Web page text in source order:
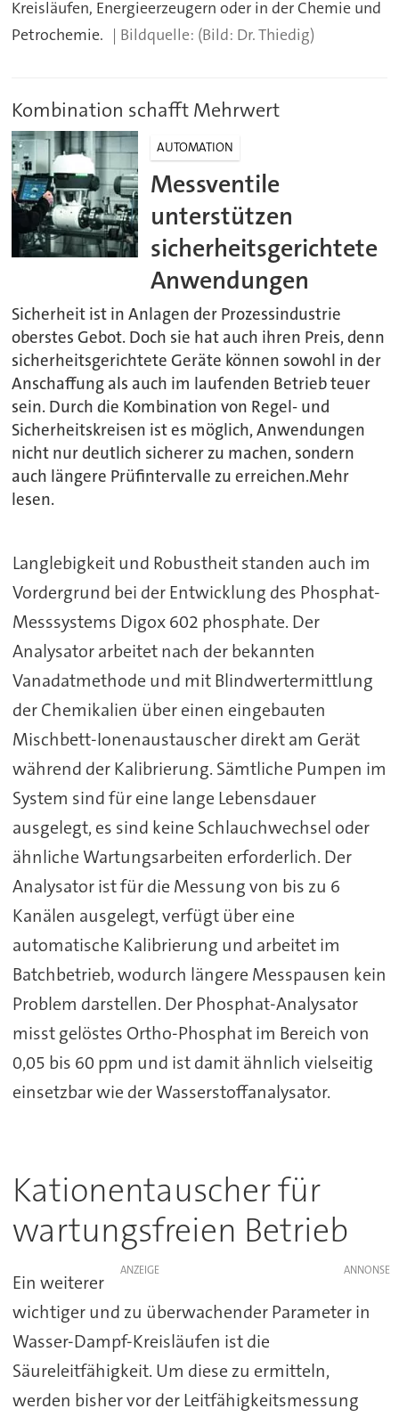
Kreisläufen, Energieerzeugern oder in der Chemie und
Petrochemie.
(Bild: Dr. Thiedig)
Kombination schafft Mehrwert
AUTOMATION
Messventile
unterstützen
sicherheitsgerichtete
Anwendungen
Sicherheit ist in Anlagen der Prozessindustrie
oberstes Gebot. Doch sie hat auch ihren Preis, denn
sicherheitsgerichtete Geräte können sowohl in der
Anschaffung als auch im laufenden Betrieb teuer
sein. Durch die Kombination von Regel- und
Sicherheitskreisen ist es möglich, Anwendungen
nicht nur deutlich sicherer zu machen, sondern
auch längere Prüfintervalle zu erreichen.Mehr
lesen.
Langlebigkeit und Robustheit standen auch im
Vordergrund bei der Entwicklung des Phosphat-
Messsystems Digox 602 phosphate. Der
Analysator arbeitet nach der bekannten
Vanadatmethode und mit Blindwertermittlung
der Chemikalien über einen eingebauten
Mischbett-Ionenaustauscher direkt am Gerät
während der Kalibrierung. Sämtliche Pumpen im
System sind für eine lange Lebensdauer
ausgelegt, es sind keine Schlauchwechsel oder
ähnliche Wartungsarbeiten erforderlich. Der
Analysator ist für die Messung von bis zu 6
Kanälen ausgelegt, verfügt über eine
automatische Kalibrierung und arbeitet im
Batchbetrieb, wodurch längere Messpausen kein
Problem darstellen. Der Phosphat-Analysator
misst gelöstes Ortho-Phosphat im Bereich von
0,05 bis 60 ppm und ist damit ähnlich vielseitig
einsetzbar wie der Wasserstoffanalysator.
Kationentauscher für
wartungsfreien Betrieb
ANZEIGE
Ein weiterer
wichtiger und zu überwachender Parameter in
Wasser-Dampf-Kreisläufen ist die
Säureleitfähigkeit. Um diese zu ermitteln,
werden bisher vor der Leitfähigkeitsmessung